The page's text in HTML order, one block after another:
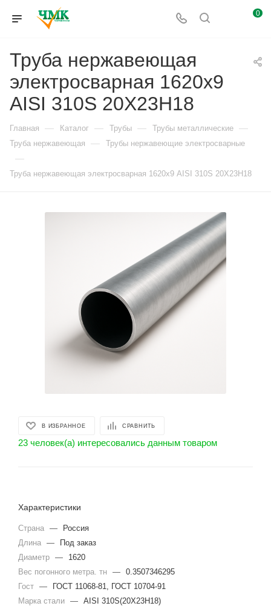
0
Труба нержавеющая
электросварная 1620х9
AISI 310S 20Х23Н18
Главная — Каталог — Трубы — Трубы металлические —
Труба нержавеющая — Трубы нержавеющие электросварные
—
Труба нержавеющая электросварная 1620х9 AISI 310S 20Х23Н18
В ИЗБРАННОЕ СРАВНИТЬ
23 человек(а) интересовались данным товаром
Характеристики
Страна —
Россия
Длина —
Под заказ
Диаметр —
1620
Вес погонного метра. тн — 0.3507346295
Гост —
ГОСТ 11068-81, ГОСТ 10704-91
Марка стали — AISI 310S(20Х23Н18)